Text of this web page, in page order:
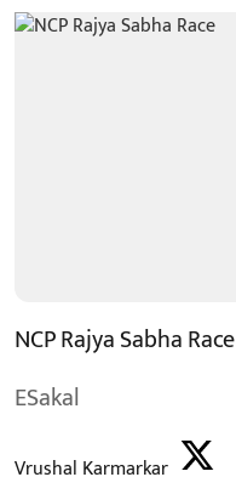
NCP Rajya Sabha Race
ESakal
Vrushal Karmarkar